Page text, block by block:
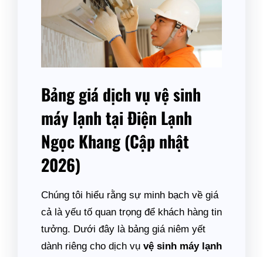
Bảng giá dịch vụ vệ sinh
máy lạnh tại Điện Lạnh
Ngọc Khang (Cập nhật
2026)
Chúng tôi hiểu rằng sự minh bạch về giá
cả là yếu tố quan trọng để khách hàng tin
tưởng. Dưới đây là bảng giá niêm yết
dành riêng cho dịch vụ vệ sinh máy lạnh